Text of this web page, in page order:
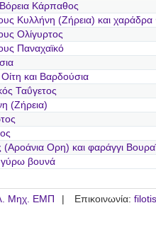
Βόρεια Κάρπαθος
Κυλλήνη (Ζήρεια) και
Ολίγυρτος
Παναχαϊκό
και Βαρδούσια
Ταΰγετος
(Ζήρεια)
Ορη) και φαράγγι
γύρω βουνά
Μηχ. ΕΜΠ Επικοινωνία: